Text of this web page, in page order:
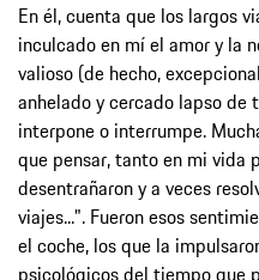
En él, cuenta que los largos
inculcado en mí el amor y la
valioso (de hecho,
anhelado y cercado lapso de
interpone o interrumpe.
que pensar, tanto en mi vida
desentrañaron y a veces
viajes...". Fueron esos
el coche, los que la